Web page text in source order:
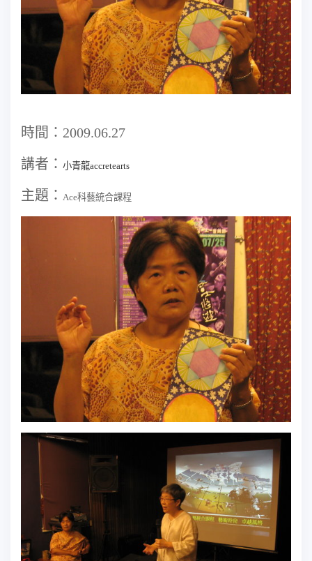
時間：2009.06.27
講者： 小青龍accretearts
主題： Ace科藝統合課程